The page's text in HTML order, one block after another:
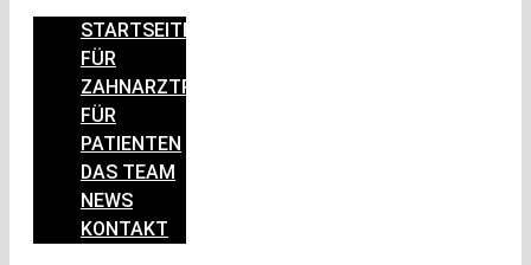
STARTSEITE
FÜR
ZAHNARZTPRAXEN
FÜR
PATIENTEN
DAS TEAM
NEWS
KONTAKT